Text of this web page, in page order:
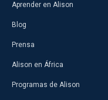
Aprender en Alison
Blog
Prensa
Alison en África
Programas de Alison